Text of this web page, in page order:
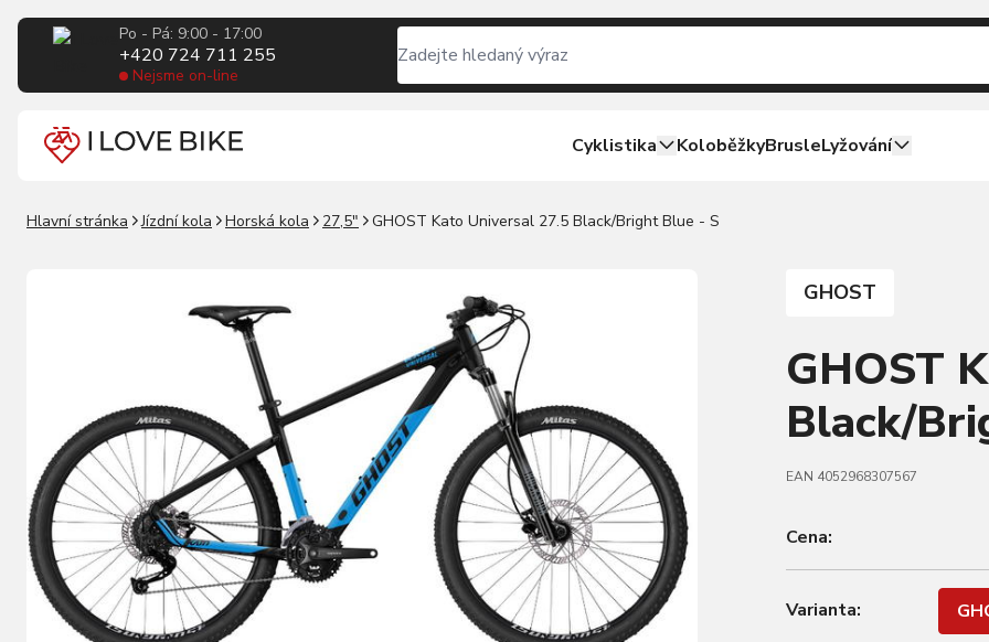
Po - Pá: 9:00 - 17:00
+420 724 711 255
Nejsme on-line
Cyklistika KoloběžkyBrusleLyžování
Hlavní stránka Jízdní kola Horská kola 27,5" GHOST Kato Universal 27.5 Black/Bright Blue - S
GHOST
GHOST
Black/
EAN 4052968307567
Cena:
Varianta: